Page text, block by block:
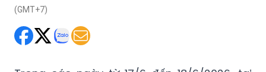
Trong các ngày từ 17/6 đến 18/6/2026, tại